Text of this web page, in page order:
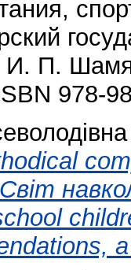
И. П.
978-